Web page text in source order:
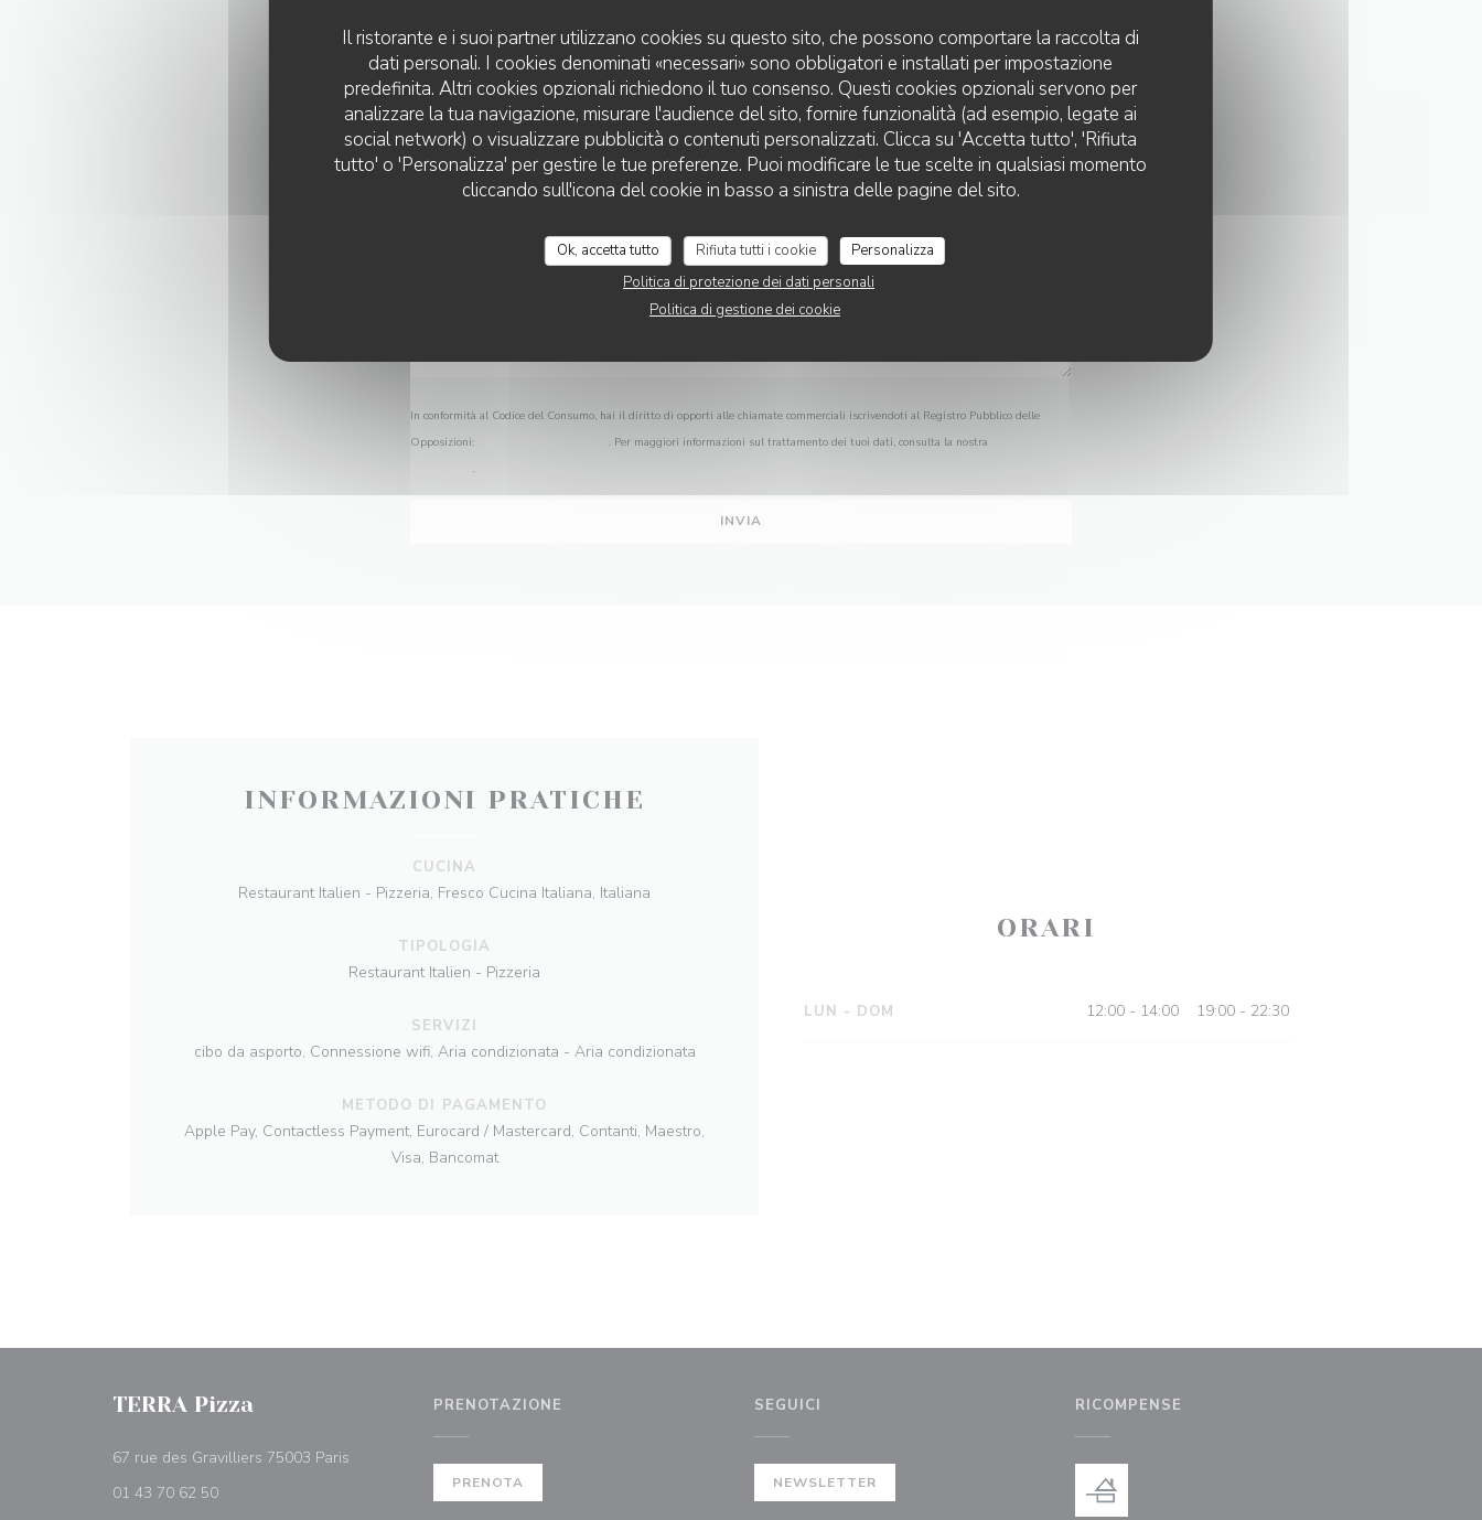
Il ristorante e i suoi partner utilizzano cookies su questo sito, che possono comportare la raccolta di
dati personali. I cookies denominati «necessari» sono obbligatori e installati per impostazione
predefinita. Altri cookies opzionali richiedono il tuo consenso. Questi cookies opzionali servono per
analizzare la tua navigazione, misurare l'audience del sito, fornire funzionalità (ad esempio, legate ai
social network) o visualizzare pubblicità o contenuti personalizzati. Clicca su 'Accetta tutto', 'Rifiuta
tutto' o 'Personalizza' per gestire le tue preferenze. Puoi modificare le tue scelte in qualsiasi momento
cliccando sull'icona del cookie in basso a sinistra delle pagine del sito.
Ok, accetta tutto Rifiuta tutti i cookie
Personalizza
Politica di protezione dei dati personali
Politica di gestione dei cookie
Vuoi contattarci?
Compila il modulo sottostante!
In conformità al Codice del Consumo, hai il diritto di opporti alle chiamate commerciali iscrivendoti al Registro Pubblico delle
Opposizioni:
. Per maggiori informazioni sul trattamento dei tuoi dati, consulta la nostra
.
INFORMAZIONI PRATICHE
CUCINA
Restaurant Italien - Pizzeria, Fresco Cucina Italiana, Italiana
TIPOLOGIA
Restaurant Italien - Pizzeria
SERVIZI
cibo da asporto, Connessione wifi, Aria condizionata - Aria condizionata
METODO DI PAGAMENTO
Apple Pay, Contactless Payment, Eurocard / Mastercard, Contanti, Maestro,
Visa, Bancomat
ORARI
LUN - DOM 12:00 - 14:00 19:00 - 22:30
TERRA Pizza
67 rue des Gravilliers 75003 Paris
01 43 70 62 50
PRENOTAZIONE
PRENOTA
SEGUICI
NEWSLETTER
RICOMPENSE
TERRA PIZZA